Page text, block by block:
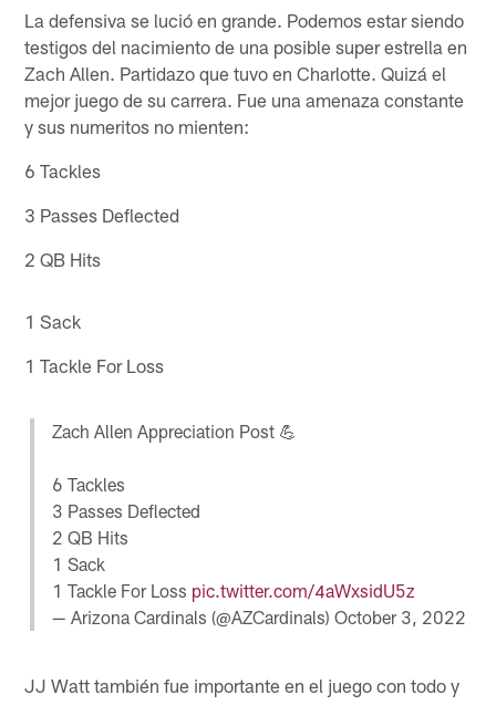
La defensiva se lució en grande. Podemos estar siendo
testigos del nacimiento de una posible super estrella en
Zach Allen. Partidazo que tuvo en Charlotte. Quizá el
mejor juego de su carrera. Fue una amenaza constante
y sus numeritos no mienten:
6 Tackles
3 Passes Deflected
2 QB Hits
1 Sack
1 Tackle For Loss
Zach Allen Appreciation Post 💪
6 Tackles
3 Passes Deflected
2 QB Hits
1 Sack
1 Tackle For Loss pic.twitter.com/4aWxsidU5z
— Arizona Cardinals (@AZCardinals) October 3, 2022
JJ Watt también fue importante en el juego con todo y